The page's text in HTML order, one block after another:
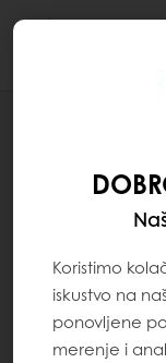
Koristimo
iskustvo na
ponovljene
merenje i